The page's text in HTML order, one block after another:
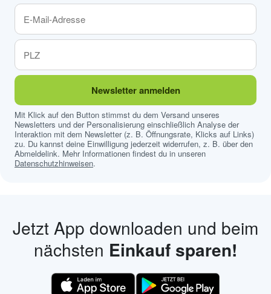
Newsletter anmelden
Mit Klick auf den Button stimmst du dem Versand unseres
Newsletters und der Personalisierung einschließlich Analyse der
Interaktion mit dem Newsletter (z. B. Öffnungsrate, Klicks auf Links)
zu. Du kannst deine Einwilligung jederzeit widerrufen, z. B. über den
Abmeldelink. Mehr Informationen findest du in unseren
Datenschutzhinweisen.
Jetzt App downloaden und beim
nächsten Einkauf sparen!